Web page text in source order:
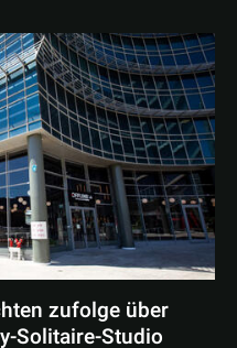
zufolge über
Solitaire-Studio